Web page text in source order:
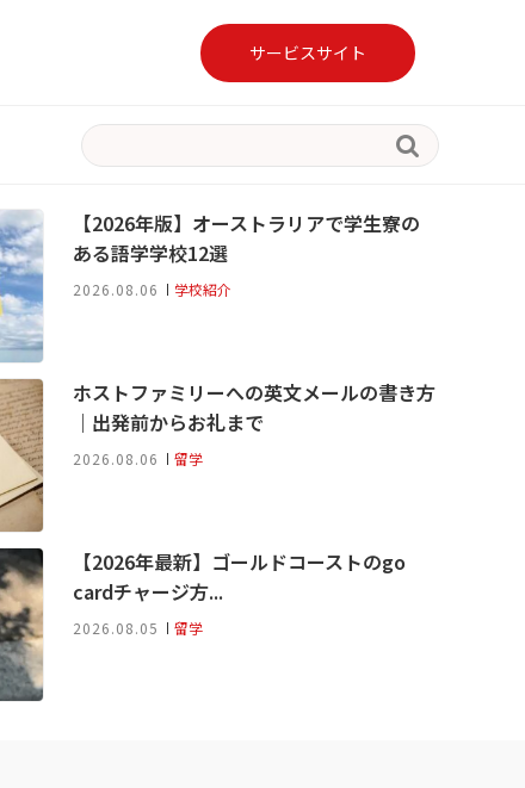
サービスサイト

【2026年版】オーストラリアで学生寮の
ある語学学校12選
2026.08.06 学校紹介
ホストファミリーへの英文メールの書き方
｜出発前からお礼まで
2026.08.06 留学
【2026年最新】ゴールドコーストのgo
cardチャージ方...
2026.08.05 留学